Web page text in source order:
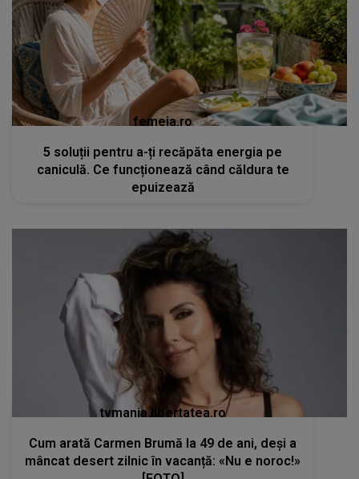
femeia.ro
5 soluții pentru a-ți recăpăta energia pe
caniculă. Ce funcționează când căldura te
epuizează
tvmania.libertatea.ro
Cum arată Carmen Brumă la 49 de ani, deși a
mâncat desert zilnic în vacanță: «Nu e noroc!»